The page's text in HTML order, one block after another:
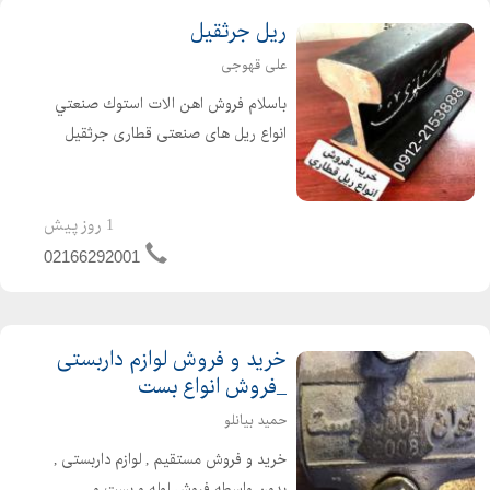
قیمت لوله و اتصالات فلزی
اسامی اتصالات لوله آب pdf
انواع اتصالات لوله کشی پلاستیکی
کاتالوگ نام اتصالات لوله سفید
قیمت اتصالات لوله کشی
انواع اتصالات لوله کشی صنعتی
ریل جرثقیل
علی قهوجی
باسلام فروش اهن الات استوك صنعتي
انواع ریل های صنعتی قطاری جرثقیل
09122153888 نام و نام خانوادگی : علی
قهوجی نام واحد تجاری...
1 روز پیش
02166292001
خرید و فروش لوازم داربستی
_فروش انواع بست
حمید بیانلو
خرید و فروش مستقیم , لوازم داربستی ,